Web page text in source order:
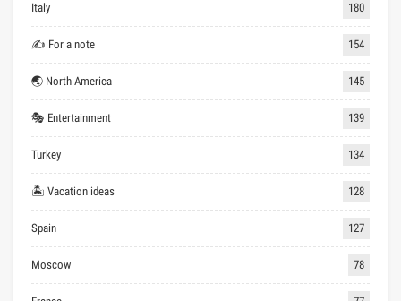
Italy 180
✍ For a note 154
🌏 North America 145
🎭 Entertainment 139
Turkey 134
🏝 Vacation ideas 128
Spain 127
Moscow 78